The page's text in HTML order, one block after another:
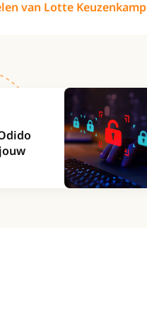
van Lotte Keuzenkamp